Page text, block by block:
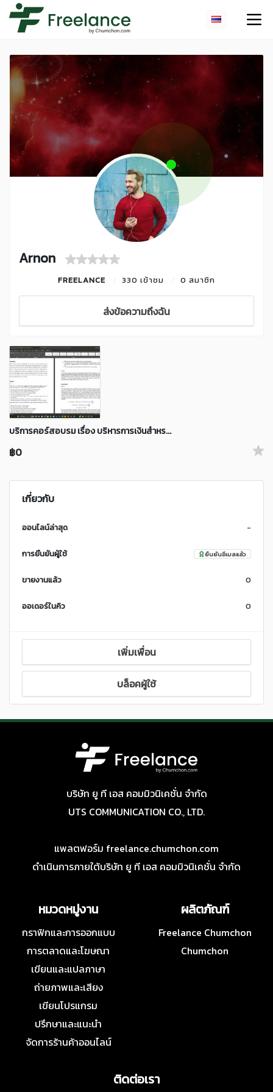
Arnon
FREELANCE 330 เข้าชม 0 สมาชิก
ส่งข้อความถึงฉัน
บริการคอร์สอบรม เรื่อง บริหารการเงินสำหร...
฿0
เกี่ยวกับ
ออนไลน์ล่าสุด -
การยืนยันผู้ใช้ ยืนยันอีเมลแล้ว
ขายงานแล้ว 0
ออเดอร์ในคิว 0
เพิ่มเพื่อน
บล็อคผู้ใช้
บริษัท ยู ที เอส คอมมิวนิเคชั่น จำกัด
UTS COMMUNICATION CO., LTD.
แพลตฟอร์ม freelance.chumchon.com
ดำเนินการภายใต้บริษัท ยู ที เอส คอมมิวนิเคชั่น จำกัด
หมวดหมู่งาน
กราฟิกและการออกแบบ
การตลาดและโฆษณา
เขียนและแปลภาษา
ถ่ายภาพและเสียง
เขียนโปรแกรม
ปรึกษาและแนะนำ
จัดการร้านค้าออนไลน์
ผลิตภัณฑ์
Freelance Chumchon
Chumchon
ติดต่อเรา